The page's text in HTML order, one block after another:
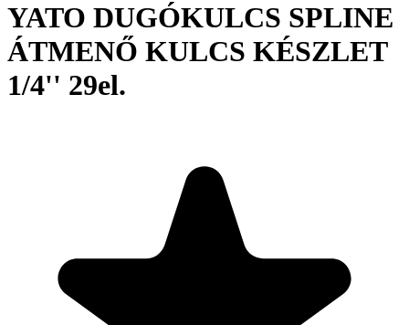
YATO DUGÓKULCS SPLINE
ÁTMENŐ KULCS KÉSZLET
1/4'' 29el.